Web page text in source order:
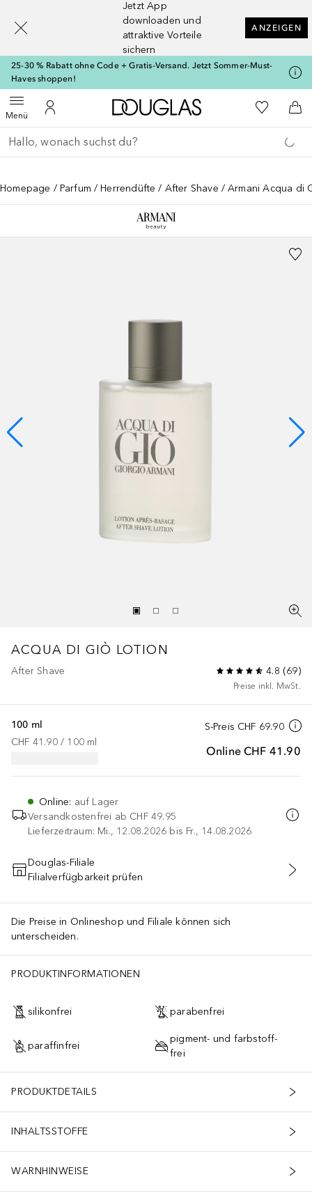
Jetzt App
downloaden und
attraktive Vorteile
sichern
ANZEIGEN
25-30 % Rabatt ohne Code + Gratis-Versand. Jetzt Sommer-Must-
Haves shoppen!
MenüMenü öffnenZu Meinem Kundenkonto
Zur Douglas Startseite
Zu Meiner
Gehe zurück
Suche ausführen
Homepage Parfum Herrendüfte After Shave Armani Acqua di
ACQUA DI GIÒ LOTION
After Shave 4.8 (69)
Preise inkl. MwSt.
S-Preis CHF 69.90
Online CHF 41.90
100 ml
CHF 41.90 / 100 ml
Online: auf Lager
Versandkostenfrei ab CHF 49.95
Lieferzeitraum: Mi., 12.08.2026 bis Fr., 14.08.2026
IN DEN WARENKORB
Douglas-Filiale
Filialverfügbarkeit prüfen
Die Preise in Onlineshop und Filiale können sich
unterscheiden.
PRODUKTINFORMATIONEN
silikonfrei parabenfrei
paraffinfrei
pigment- und farbstoff-
frei
PRODUKTDETAILS
INHALTSSTOFFE
WARNHINWEISE
[navigation.slideout.screenreader]